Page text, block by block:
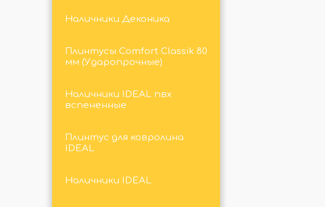
Наличники Деконика
Плинтусы Comfort Classik 80
мм (Ударопрочные)
Наличники IDEAL пвх
вспененные
Плинтус для ковролина
IDEAL
Наличники IDEAL